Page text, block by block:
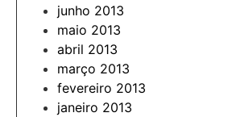
junho 2013
maio 2013
abril 2013
março 2013
fevereiro 2013
janeiro 2013